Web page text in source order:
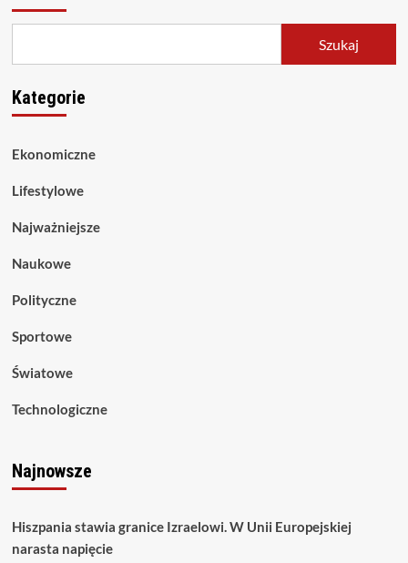
Szukaj
Kategorie
Ekonomiczne
Lifestylowe
Najważniejsze
Naukowe
Polityczne
Sportowe
Światowe
Technologiczne
Najnowsze
Hiszpania stawia granice Izraelowi. W Unii Europejskiej
narasta napięcie